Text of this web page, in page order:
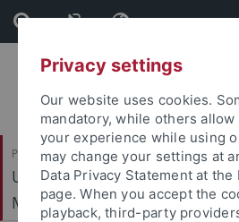
Skip
to
content
Skip
to
footer
Philosophische Fakultät
Ur- und Frühgeschichte und
Mittelalters
Privacy settings
Our website uses cookies.
mandatory, while others
your experience while using
may change your settings at
Data Privacy Statement at the
page. When you accept the
playback, third-party